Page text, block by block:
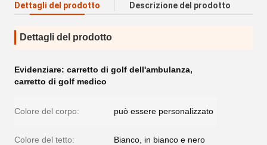
Dettagli del prodotto Descrizione del prodotto
Dettagli del prodotto
Evidenziare: carretto di golf dell'ambulanza,
carretto di golf medico
Colore del corpo: può essere personalizzato
Colore del tetto: Bianco, in bianco e nero